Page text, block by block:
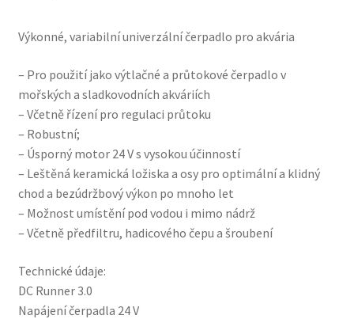
Výkonné, variabilní univerzální čerpadlo pro akvária
– Pro použití jako výtlačné a průtokové čerpadlo v
mořských a sladkovodních akváriích
– Včetně řízení pro regulaci průtoku
– Robustní;
– Úsporný motor 24 V s vysokou účinností
– Leštěná keramická ložiska a osy pro optimální a klidný
chod a bezúdržbový výkon po mnoho let
– Možnost umístění pod vodou i mimo nádrž
– Včetně předfiltru, hadicového čepu a šroubení
Technické údaje:
DC Runner 3.0
Napájení čerpadla 24 V